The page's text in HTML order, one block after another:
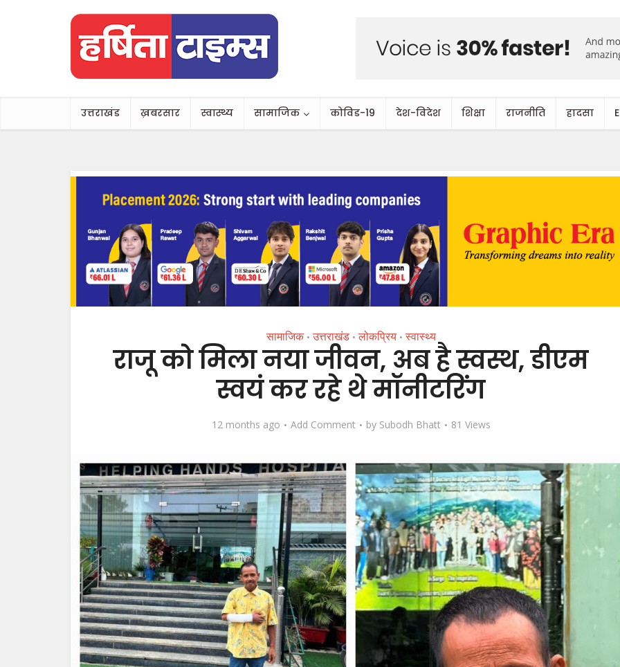
उत्तराखंड ख़बरसार स्वास्थ्य सामाजिक कोविड-19 देश-विदेश शिक्षा राजनीति हादसा
सामाजिक • उत्तराखंड • लोकप्रिय • स्वास्थ्य
राजू को मिला नया जीवन, अब है स्वस्थ, डीएम
स्वयं कर रहे थे मॉनीटरिंग
12 months ago Add Comment by Subodh Bhatt 81 Views